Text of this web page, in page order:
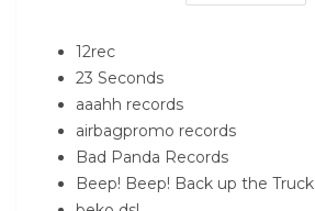
12rec
23 Seconds
aaahh records
airbagpromo records
Bad Panda Records
Beep! Beep! Back up the Truck